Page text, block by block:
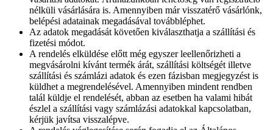
nélküli vásárlására is. Amennyiben már visszatérő vásárlónk,
belépési adatainak megadásával továbbléphet.
Az adatok megadását követően kiválaszthatja a szállítási és
fizetési módot.
A rendelés elküldése előtt még egyszer leellenőrizheti a
megvásárolni kívánt termék árát, szállítási költségét illetve
szállítási és számlázi adatok és ezen fázisban megjegyzést is
küldhet a megrendelésével. Amennyiben mindent rendben
talál küldje el rendelését, abban az esetben ha valami hibát
észlel a szállítási vagy számlázási adatokkal kapcsolatban,
kérjük javítsa visszalépve.